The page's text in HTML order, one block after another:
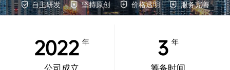
自主研发 坚持原创 价格透明 服务完善
2022 年 3 年